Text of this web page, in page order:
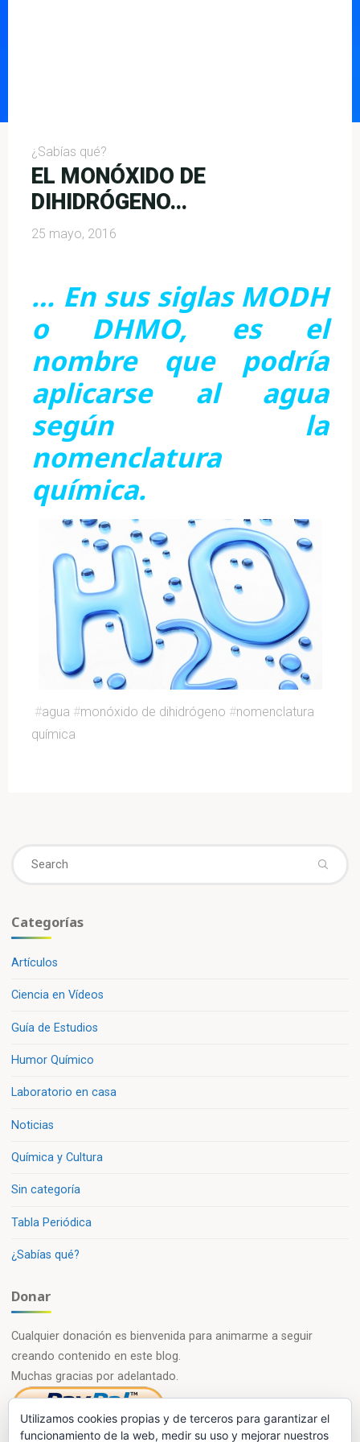
¿Sabías qué?
EL MONÓXIDO DE
DIHIDRÓGENO…
25 mayo, 2016
… En sus siglas MODH
o DHMO, es el
nombre que podría
aplicarse al agua
según la
nomenclatura
química.
#agua #monóxido de dihidrógeno #nomenclatura
química
Categorías
Artículos
Ciencia en Vídeos
Guía de Estudios
Humor Químico
Laboratorio en casa
Noticias
Química y Cultura
Sin categoría
Tabla Periódica
¿Sabías qué?
Donar
Cualquier donación es bienvenida para animarme a seguir
creando contenido en este blog.
Muchas gracias por adelantado.
Utilizamos cookies propias y de terceros para garantizar el
funcionamiento de la web, medir su uso y mejorar nuestros